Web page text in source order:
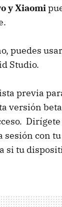
y Xiaomi
puedes
Studio.
previa
versión
con
si tu